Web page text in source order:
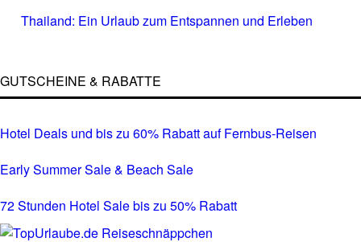
Thailand: Ein Urlaub zum Entspannen und Erleben
GUTSCHEINE & RABATTE
Hotel Deals und bis zu 60% Rabatt auf Fernbus-Reisen
Early Summer Sale & Beach Sale
72 Stunden Hotel Sale bis zu 50% Rabatt